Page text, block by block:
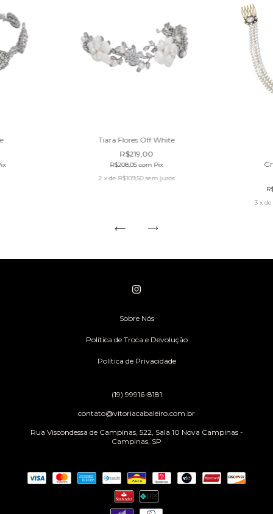
Tiara Flores Off White
R$219,00
R$208,05com Pix
2 x de R$109,50 sem juros
3 x
Sobre Nós
Política de Troca e Devolução
Política de Privacidade
(19) 99916-8181
contato@vitoriacabaleiro.com.br
Rua Viscondessa de Campinas, 522, Sala 10 Nova Campinas -
Campinas, SP